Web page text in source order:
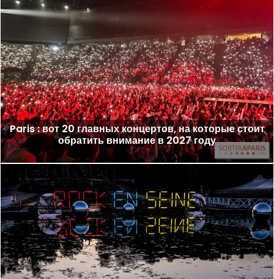
Paris : вот 20 главных концертов, на которые стоит
обратить внимание в 2027 году